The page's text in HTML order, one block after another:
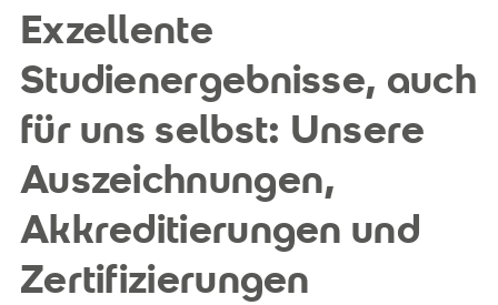
Exzellente
Studienergebnisse, auch
für uns selbst: Unsere
Auszeichnungen,
Akkreditierungen und
Zertifizierungen